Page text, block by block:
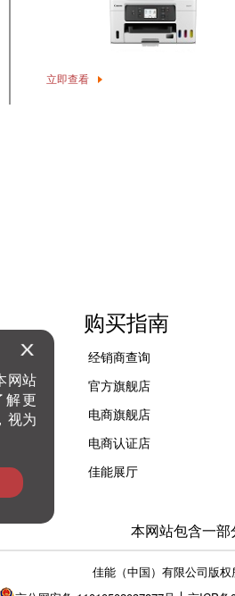
网站
解更
视为
立即查看
购买指南
经销商查询
官方旗舰店
电商旗舰店
电商认证店
佳能展厅
本网站包含一部
佳能（中国）有限公司版权